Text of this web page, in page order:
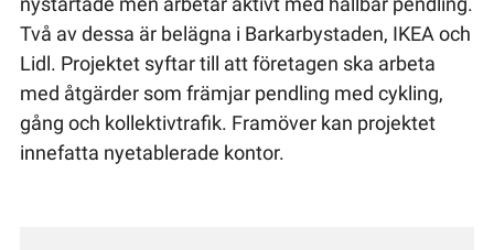
Två av dessa är belägna i Barkarbystaden, IKEA och
Lidl. Projektet syftar till att företagen ska arbeta
med åtgärder som främjar pendling med cykling,
gång och kollektivtrafik. Framöver kan projektet
innefatta nyetablerade kontor.